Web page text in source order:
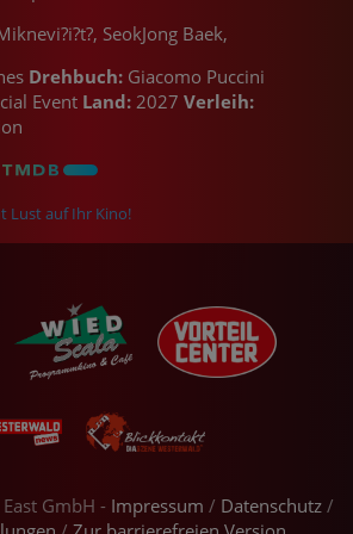
SeokJong Baek,
Drehbuch: Giacomo Puccini
Event Land: 2027 Verleih:
Lust auf Ihr Kino!
GmbH - Impressum / Datenschutz /